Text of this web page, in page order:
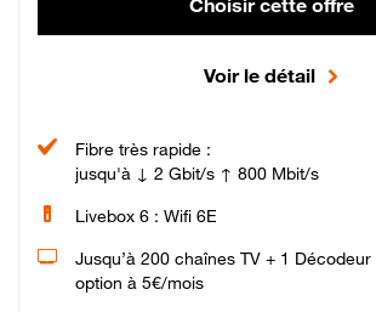
Choisir cette offre
Voir le détail
Fibre très rapide :
jusqu'à ↓ 2 Gbit/s ↑ 800 Mbit/s
Livebox 6 : Wifi 6E
Jusqu’à 200 chaînes TV + 1 Décodeur
option à 5€/mois